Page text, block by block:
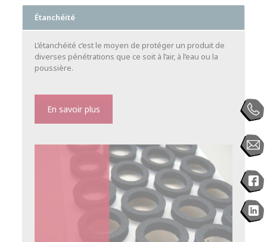
Étanchéité
L’étanchéité c’est le moyen de protéger un produit de
diverses pénétrations que ce soit à l’air, à l’eau ou la
poussière.
En savoir plus